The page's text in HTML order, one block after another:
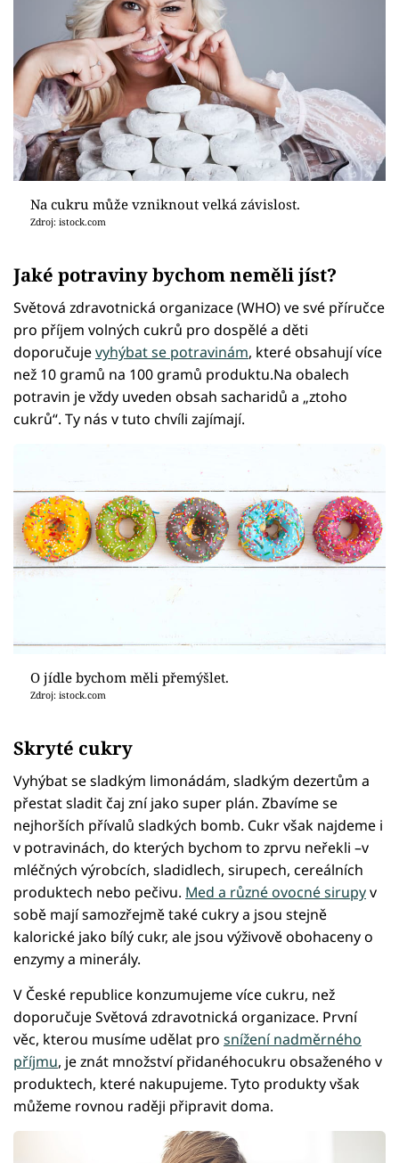
Na cukru může vzniknout velká závislost.
Zdroj: istock.com
Jaké potraviny bychom neměli jíst?
Světová zdravotnická organizace (WHO) ve své příručce
pro příjem volných cukrů pro dospělé a děti
doporučujevyhýbat se potravinám, které obsahují více
než 10 gramů na 100 gramů produktu.Na obalech
potravin je vždy uveden obsah sacharidů a „ztoho
cukrů“. Ty nás v tuto chvíli zajímají.
O jídle bychom měli přemýšlet.
Zdroj: istock.com
Skryté cukry
Vyhýbat se sladkým limonádám, sladkým dezertům a
přestat sladit čaj zní jako super plán. Zbavíme se
nejhorších přívalů sladkých bomb. Cukr však najdeme i
v potravinách, do kterých bychom to zprvu neřekli –v
mléčných výrobcích, sladidlech, sirupech, cereálních
produktech nebo pečivu. Med a různé ovocné sirupyv
sobě mají samozřejmě také cukry a jsou stejně
kalorické jako bílý cukr, ale jsou výživově obohaceny o
enzymy a minerály.
V České republice konzumujeme více cukru, než
doporučuje Světová zdravotnická organizace. První
věc, kterou musíme udělat pro snížení nadměrného
příjmu, je znát množství přidanéhocukru obsaženého v
produktech, které nakupujeme. Tyto produkty však
můžeme rovnou raději připravit doma.